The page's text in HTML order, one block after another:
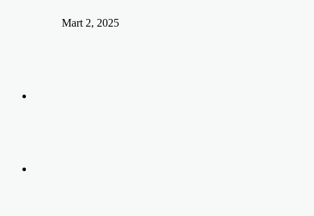
Mart 2, 2025